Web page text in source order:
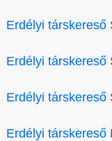
Erdélyi társkereső
Erdélyi társkereső
Erdélyi társkereső
Erdélyi társkereső